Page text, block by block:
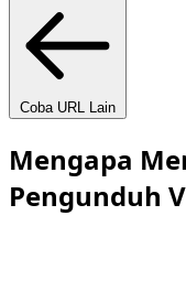
Coba URL Lain
Mengapa
Pengunduh